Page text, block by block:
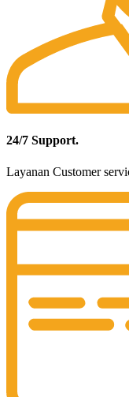
24/7 Support.
Layanan Customer